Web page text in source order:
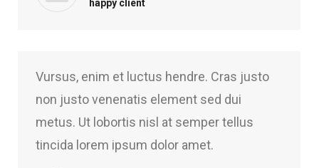
happy client
Vursus, enim et luctus hendre. Cras justo
non justo venenatis element sed dui
metus. Ut lobortis nisl at semper tellus
tincida lorem ipsum dolor amet.